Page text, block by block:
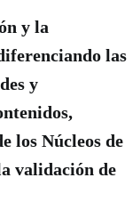
y la
las
y
los Núcleos de
validación de